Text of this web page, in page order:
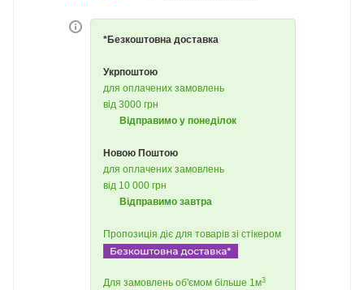
*Безкоштовна доставка
Укрпоштою
для оплачених замовлень
від 3000 грн
Відправимо у понеділок
Новою Поштою
для оплачених замовлень
від 10 000 грн
Відправимо завтра
Пропозиція діє для товарів зі стікером
Для замовлень об'ємом більше 1м3